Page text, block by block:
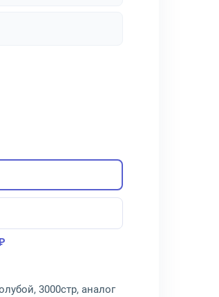
3000стр, аналог